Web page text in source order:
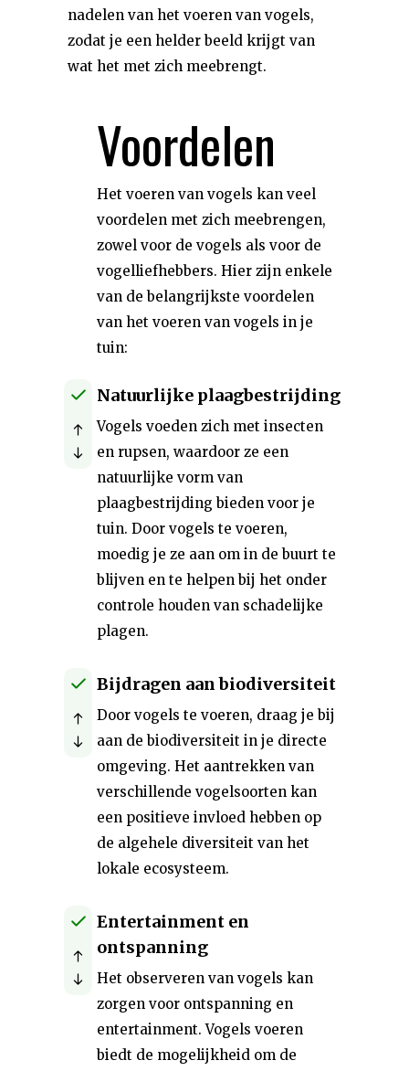
nadelen van het voeren van vogels,
zodat je een helder beeld krijgt van
wat het met zich meebrengt.
Voordelen
Het voeren van vogels kan veel
voordelen met zich meebrengen,
zowel voor de vogels als voor de
vogelliefhebbers. Hier zijn enkele
van de belangrijkste voordelen
van het voeren van vogels in je
tuin:
Natuurlijke plaagbestrijding
Vogels voeden zich met insecten
en rupsen, waardoor ze een
natuurlijke vorm van
plaagbestrijding bieden voor je
tuin. Door vogels te voeren,
moedig je ze aan om in de buurt te
blijven en te helpen bij het onder
controle houden van schadelijke
plagen.
Bijdragen aan biodiversiteit
Door vogels te voeren, draag je bij
aan de biodiversiteit in je directe
omgeving. Het aantrekken van
verschillende vogelsoorten kan
een positieve invloed hebben op
de algehele diversiteit van het
lokale ecosysteem.
Entertainment en
ontspanning
Het observeren van vogels kan
zorgen voor ontspanning en
entertainment. Vogels voeren
biedt de mogelijkheid om de